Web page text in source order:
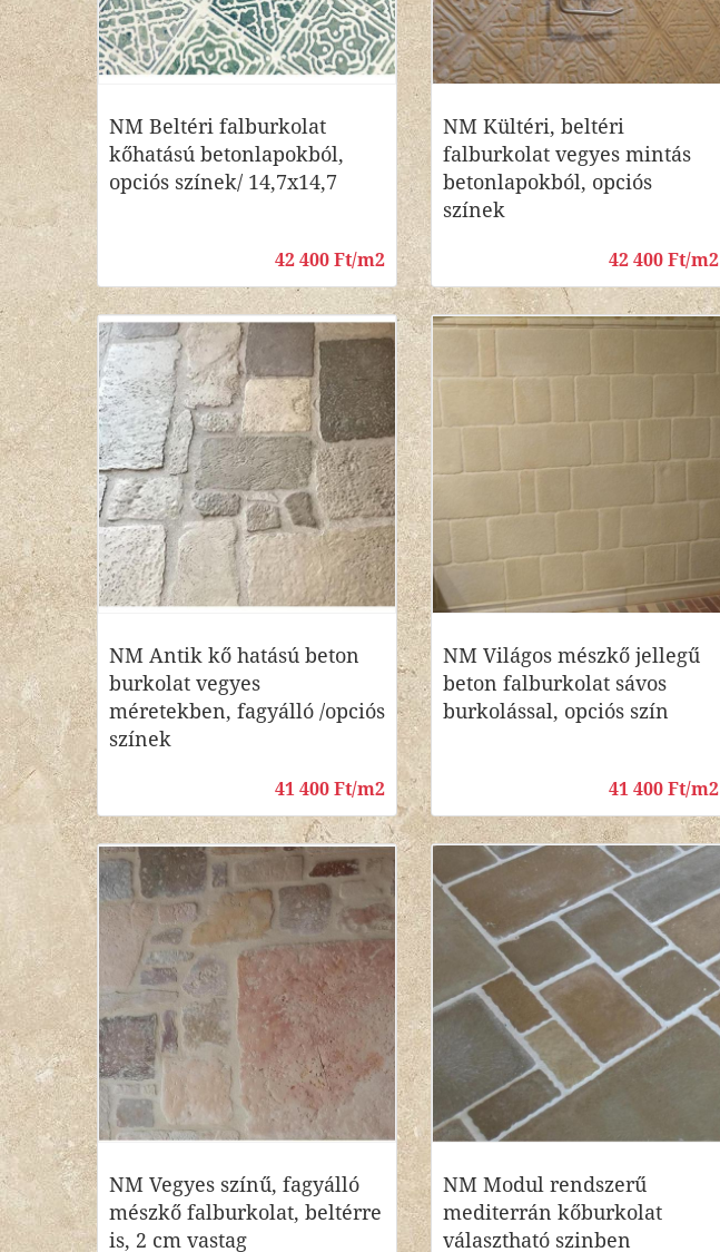
NM Beltéri falburkolat
kőhatású betonlapokból,
opciós színek/ 14,7x14,7
42 400 Ft/m2
NM Kültéri, beltéri
falburkolat vegyes mintás
betonlapokból, opciós
színek
42 400 Ft/m2
NM Antik kő hatású beton
burkolat vegyes
méretekben, fagyálló /opciós
színek
41 400 Ft/m2
NM Világos mészkő jellegű
beton falburkolat sávos
burkolással, opciós szín
41 400 Ft/m2
NM Vegyes színű, fagyálló
mészkő falburkolat, beltérre
is, 2 cm vastag
NM Modul rendszerű
mediterrán kőburkolat
választható szinben